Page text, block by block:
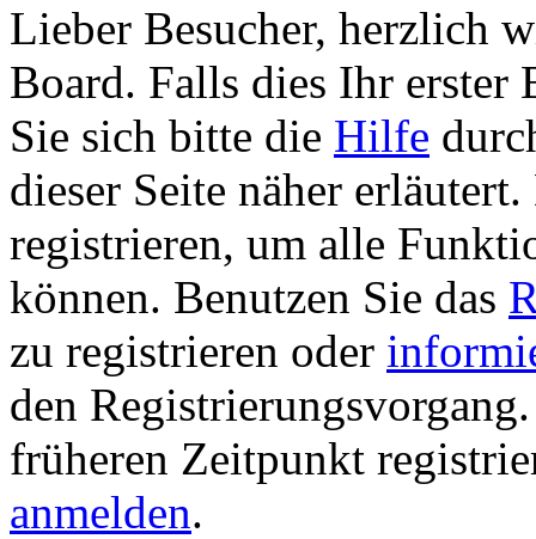
Lieber Besucher, herzlich
Board. Falls dies Ihr erster
Sie sich bitte die Hilfe
dieser Seite näher
registrieren, um alle
können. Benutzen Sie das
zu registrieren oder
den
früheren Zeitpunkt
anmelden.